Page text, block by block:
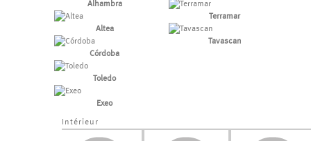
Alhambra
Altea
Córdoba
Toledo
Exeo
Terramar
Tavascan
Intérieur